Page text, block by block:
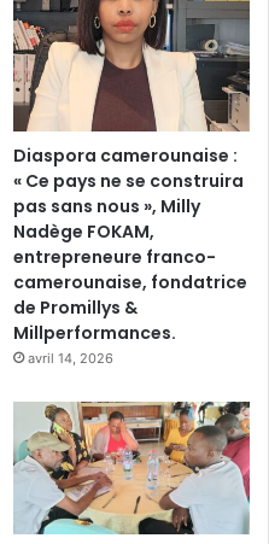
Diaspora camerounaise :
« Ce pays ne se construira
pas sans nous », Milly
Nadège FOKAM,
entrepreneure franco-
camerounaise, fondatrice
de Promillys &
Millperformances.
avril 14, 2026